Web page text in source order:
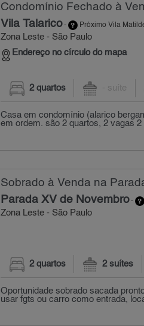
Condomínio Fechado à
Vila Talarico- Próximo Vila
Zona Leste - São Paulo
Endereço no círculo do mapa
2 quartos - suíte
Casa em condomínio (alarico
em ordem. são 2 quartos, 2 vagas 2
Sobrado à Venda na
Parada XV de Novembro-
Zona Leste - São Paulo
2 quartos 2 suítes
Oportunidade sobrado sacada
usar fgts ou carro como entrada,